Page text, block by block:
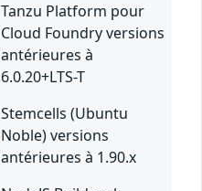
Tanzu Platform pour
Cloud Foundry versions
antérieures à
6.0.20+LTS-T
Stemcells (Ubuntu
Noble) versions
antérieures à 1.90.x